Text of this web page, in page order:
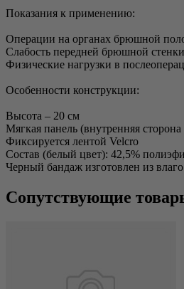
Показания к применению:
Операции на органах брюшной
Слабость передней брюшной
Физические нагрузки в
Особенности конструкции:
Высота – 20 см
Мягкая панель (внутренняя сторона
Фиксируется лентой Velcro
Состав (белый цвет): 42,5%
Черный бандаж изготовлен из
Сопутствующие